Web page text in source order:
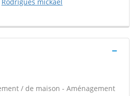
/ de maison - Aménagement